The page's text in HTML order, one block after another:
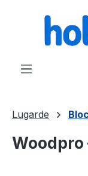
springen
Lugarde